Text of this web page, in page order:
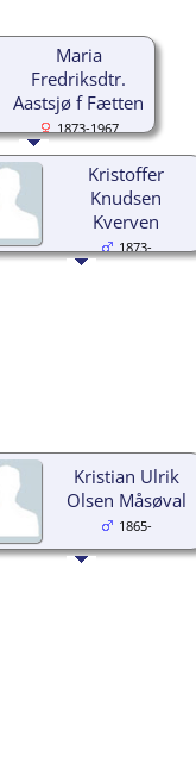
Maria
Fredriksdtr.
Aastsjø f Fætten
1873-1967
Kristoffer
Knudsen
Kverven
1873-
Kristian Ulrik
Olsen Måsøval
1865-